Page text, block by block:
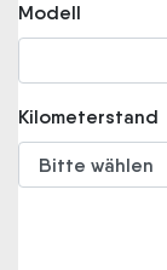
Modell
Kilometerstand